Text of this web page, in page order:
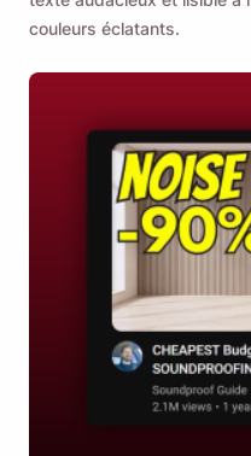
couleurs éclatants.